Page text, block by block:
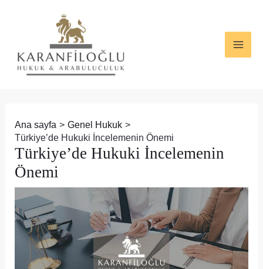
Ana sayfa
Genel Hukuk
Türkiye’de Hukuki İncelemenin Önemi
Türkiye’de Hukuki İncelemenin
Önemi